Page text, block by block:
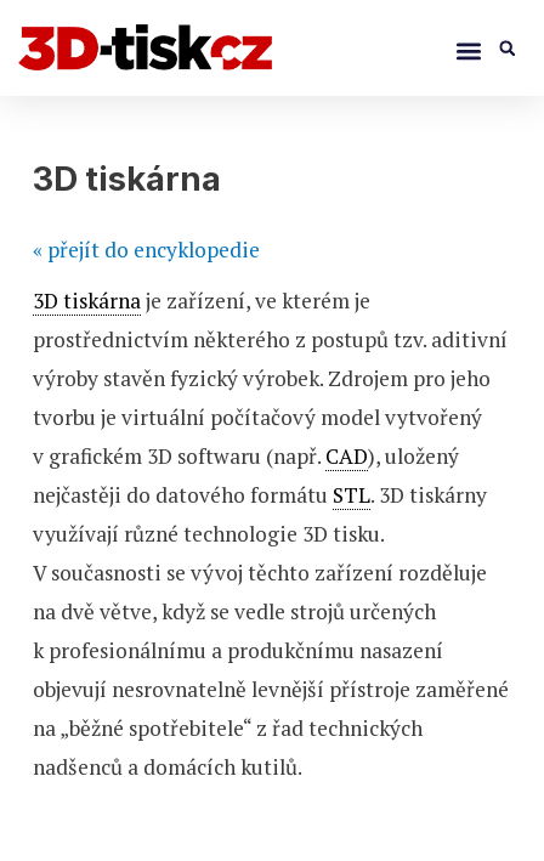
na
Menu
3D tiskárna
« přejít do encyklopedie
3D tiskárnaje zařízení, ve kterém je
prostřednictvím některého z postupů tzv. aditivní
výroby stavěn fyzický výrobek. Zdrojem pro jeho
tvorbu je virtuální počítačový model vytvořený
v grafickém 3D softwaru (např. CAD), uložený
nejčastěji do datového formátu STL. 3D tiskárny
využívají různé technologie 3D tisku.
V současnosti se vývoj těchto zařízení rozděluje
na dvě větve, když se vedle strojů určených
k profesionálnímu a produkčnímu nasazení
objevují nesrovnatelně levnější přístroje zaměřené
na „běžné spotřebitele“ z řad technických
nadšenců a domácích kutilů.
příspěvek